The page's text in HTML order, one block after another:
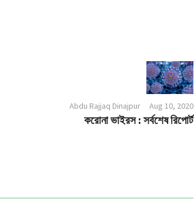
Abdu Rajjaq Dinajpur Aug 10, 2020
করোনা ভাইরস : সর্বশেষ রিপোর্ট